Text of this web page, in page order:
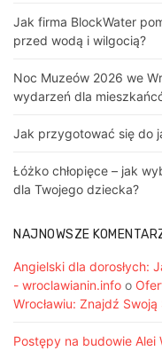
Jak firma BlockWater
przed wodą i wilgocią?
Noc Muzeów 2026 we
wydarzeń dla
Jak przygotować się do
Łóżko chłopięce – jak
dla Twojego dziecka?
NAJNOWSZE
Angielski dla dorosłych:
- wroclawianin.info o
Wrocławiu: Znajdź
Postępy na budowie